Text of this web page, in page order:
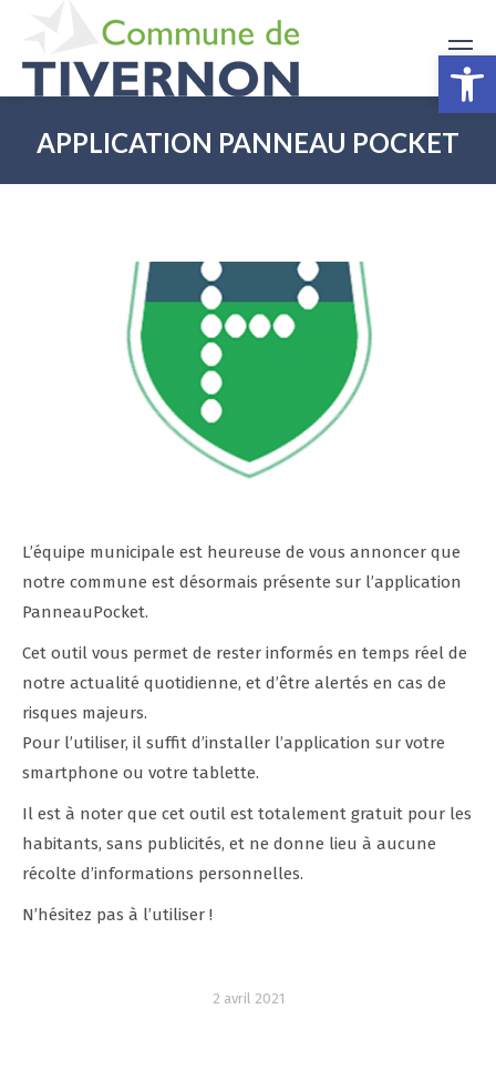
APPLICATION PANNEAU POCKET
L’équipe municipale est heureuse de vous annoncer que
notre commune est désormais présente sur l’application
PanneauPocket.
Cet outil vous permet de rester informés en temps réel de
notre actualité quotidienne, et d’être alertés en cas de
risques majeurs.
Pour l’utiliser, il suffit d’installer l’application sur votre
smartphone ou votre tablette.
Il est à noter que cet outil est totalement gratuit pour les
habitants, sans publicités, et ne donne lieu à aucune
récolte d’informations personnelles.
N’hésitez pas à l’utiliser !
2 avril 2021